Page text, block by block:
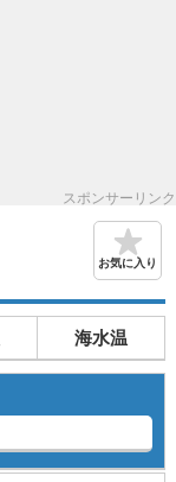
スポンサーリンク
お気に入り
海水温